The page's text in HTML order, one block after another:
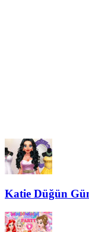
Katie Düğün